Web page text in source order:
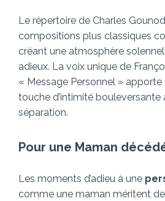
Le répertoire de Charles
compositions plus classiques
créant une atmosphère
adieux. La voix unique de
« Message Personnel »
touche d’intimité bouleversante
séparation.
Pour une Maman
Les moments d’adieu à une
comme une maman méritent